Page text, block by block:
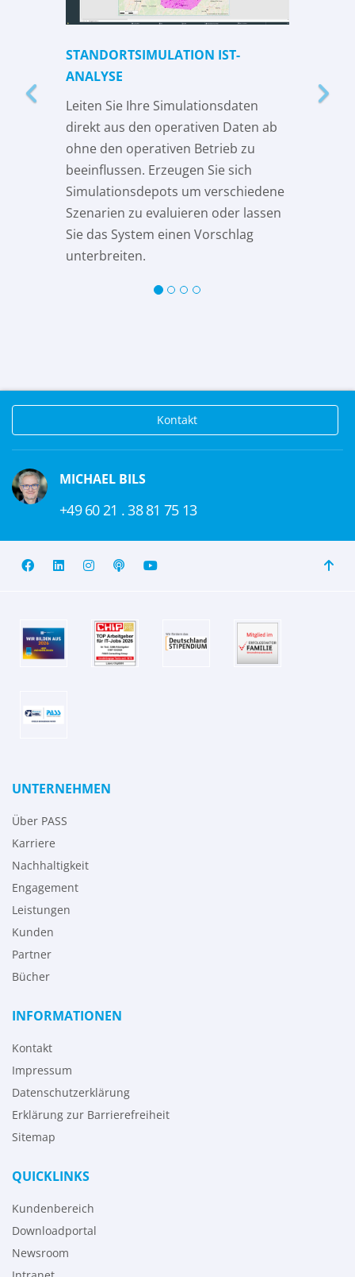
STANDORTSIMULATION IST-
ANALYSE
Leiten Sie Ihre Simulationsdaten
direkt aus den operativen Daten ab
ohne den operativen Betrieb zu
beeinflussen. Erzeugen Sie sich
Simulationsdepots um verschiedene
Szenarien zu evaluieren oder lassen
Sie das System einen Vorschlag
unterbreiten.
Kontakt
MICHAEL BILS
+49 60 21 . 38 81 75 13
UNTERNEHMEN
Über PASS
Karriere
Nachhaltigkeit
Engagement
Leistungen
Kunden
Partner
Bücher
INFORMATIONEN
Kontakt
Impressum
Datenschutzerklärung
Erklärung zur Barrierefreiheit
Sitemap
QUICKLINKS
Kundenbereich
Downloadportal
Newsroom